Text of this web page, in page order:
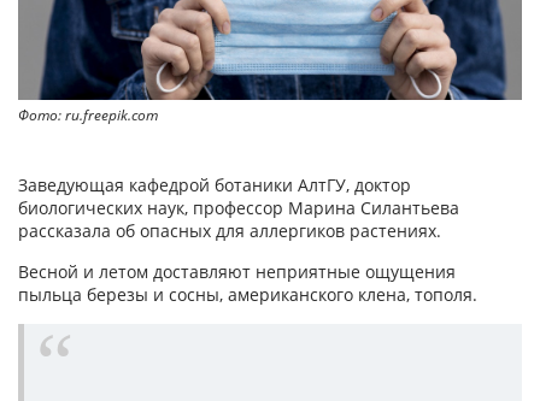
Фото: ru.freepik.com
Заведующая кафедрой ботаники АлтГУ, доктор
биологических наук, профессор Марина Силантьева
рассказала об опасных для аллергиков растениях.
Весной и летом доставляют неприятные ощущения
пыльца березы и сосны, американского клена, тополя.